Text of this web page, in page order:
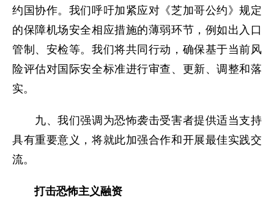
约国协作。我们呼吁加紧应对《芝加哥公约》规定
的保障机场安全相应措施的薄弱环节，例如出入口
管制、安检等。我们将共同行动，确保基于当前风
险评估对国际安全标准进行审查、更新、调整和落
实。
九、我们强调为恐怖袭击受害者提供适当支持
具有重要意义，将就此加强合作和开展最佳实践交
流。
打击恐怖主义融资